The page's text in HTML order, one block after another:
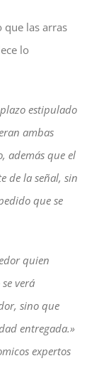
que las arras
lo
estipulado
ambas
además que el
de la señal, sin
que se
quien
verá
sino que
entregada.»
expertos